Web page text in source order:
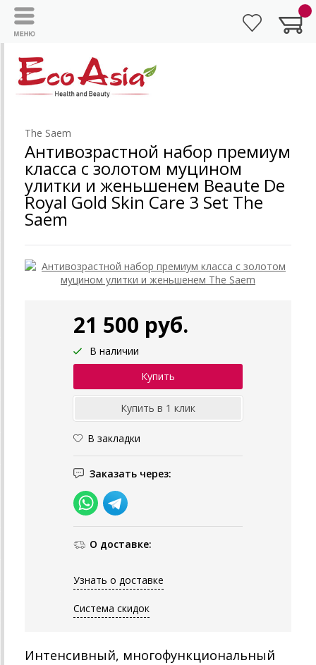
The Saem
Антивозрастной набор премиум
класса с золотом муцином
улитки и женьшенем Beaute De
Royal Gold Skin Care 3 Set The
Saem
21 500 руб.
В наличии
В закладки
Заказать через:
О доставке:
Узнать о доставке
Система скидок
Интенсивный, многофункциональный